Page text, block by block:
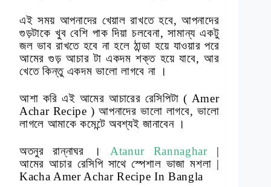
এই সময় আপনাদের খেয়াল রাখতে হবে, আপনাদের
গুড়টাকে খুব বেশি পাক দিয়া চলবেনা, সামান্য একটু
জল ভাব রাখতে হবে না হলে ঠান্ডা হয়ে যাওয়ার পরে
আমের গুড় আচার টা একদম শক্ত হয়ে যাবে, আর
খেতে কিন্তু একদম ভালো লাগবে না ।
আশা করি এই আমের আচারের রেসিপিটা ( Amer
Achar Recipe ) আপনাদের ভালো লাগবে, ভালো
লাগলে আমাকে কমেন্টে অবশ্যই জানাবেন ।
অতনুর রান্নাঘর । Atanur Rannaghar|
আমের আচার রেসিপি সাথে স্পেশাল ভাজা মশলা |
Kacha Amer Achar Recipe In Bangla